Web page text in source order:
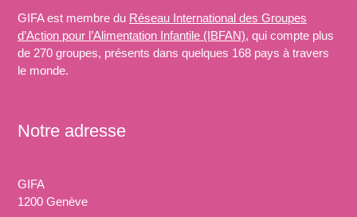
GIFA est membre du Réseau International des Groupes
d’Action pour l’Alimentation Infantile (IBFAN), qui compte plus
de 270 groupes, présents dans quelques 168 pays à travers
le monde.
Notre adresse
GIFA
1200 Genève